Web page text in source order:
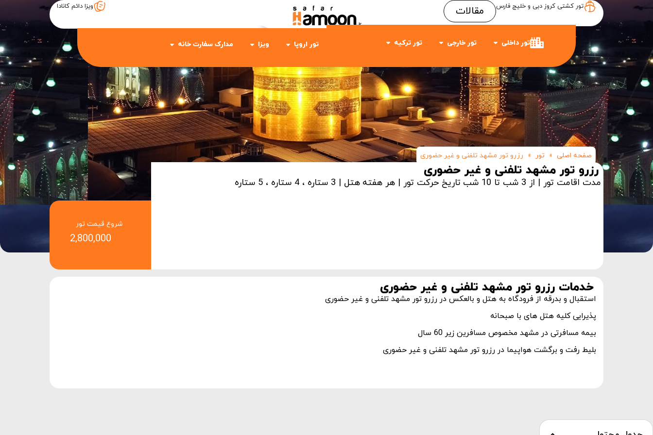
تور کشتی کروز دبی و خلیج فارس مقالات ویزا دائم کانادا
تور داخلی تور خارجی تور ترکیه تور اروپا ویزا مدارک سفارت خانه
Item #1
Item #3
صفحه اصلی » تور » رزرو تور مشهد تلفنی و غیر حضوری
رزرو تور مشهد تلفنی و غیر حضوری
مدت اقامت تور | از 3 شب تا 10 شب تاریخ حرکت تور | هر هفته هتل | 3 ستاره ، 4 ستاره ، 5 ستاره
شروع قیمت تور
2,800,000
خدمات رزرو تور مشهد تلفنی و غیر حضوری
استقبال و بدرقه از فرودگاه به هتل و بالعکس در رزرو تور مشهد تلفنی و غیر حضوری
پذیرایی کلیه هتل های با صبحانه
بیمه مسافرتی در مشهد مخصوص مسافرین زیر 60 سال
بلیط رفت و برگشت هواپیما در رزرو تور مشهد تلفنی و غیر حضوری